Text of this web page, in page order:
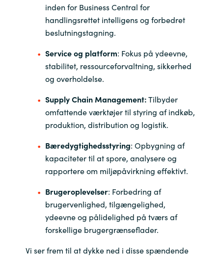
inden for Business Central for
handlingsrettet intelligens og forbedret
beslutningstagning.
Service og platform: Fokus på ydeevne,
stabilitet, ressourceforvaltning, sikkerhed
og overholdelse.
Supply Chain Management:Tilbyder
omfattende værktøjer til styring af indkøb,
produktion, distribution og logistik.
Bæredygtighedsstyring: Opbygning af
kapaciteter til at spore, analysere og
rapportere om miljøpåvirkning effektivt.
Brugeroplevelser: Forbedring af
brugervenlighed, tilgængelighed,
ydeevne og pålidelighed på tværs af
forskellige brugergrænseflader.
Vi ser frem til at dykke ned i disse spændende